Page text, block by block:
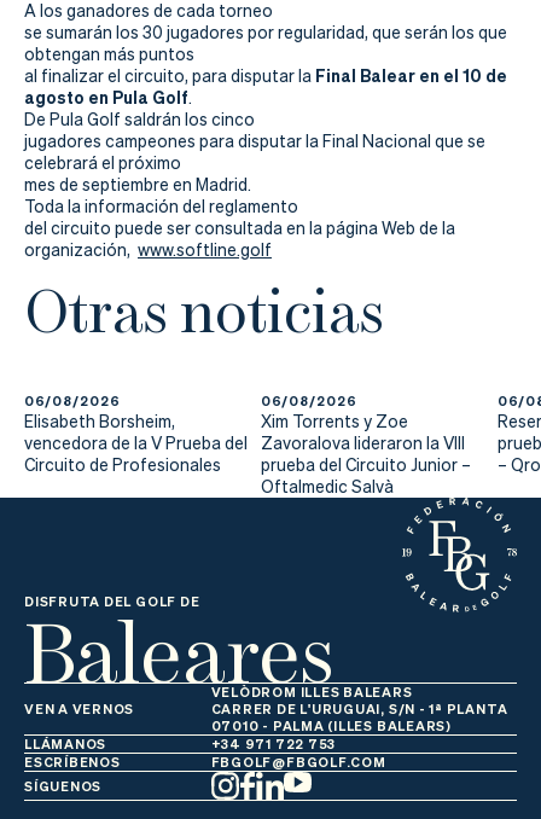
A los ganadores de cada torneo
se sumarán los 30 jugadores por regularidad, que serán los que
obtengan más puntos
al finalizar el circuito, para disputar la Final Balear en el 10 de
agosto en Pula Golf.
De Pula Golf saldrán los cinco
jugadores campeones para disputar la Final Nacional que se
celebrará el próximo
mes de septiembre en Madrid.
Toda la información del reglamento
del circuito puede ser consultada en la página Web de la
organización, www.softline.golf
Otras noticias
06/08/2026
Elisabeth Borsheim,
vencedora de la V Prueba del
Circuito de Profesionales
06/08/2026
Xim Torrents y Zoe
Zavoralova lideraron la VIII
prueba del Circuito Junior –
Oftalmedic Salvà
06/
–
DISFRUTA DEL GOLF DE
Baleares
VEN A VERNOS
VELÒDROM ILLES BALEARS
CARRER DE L'URUGUAI, S/N - 1ª PLANTA
07010 - PALMA (ILLES BALEARS)
LLÁMANOS
+34 971 722 753
ESCRÍBENOS
FBGOLF@FBGOLF.COM
SÍGUENOS